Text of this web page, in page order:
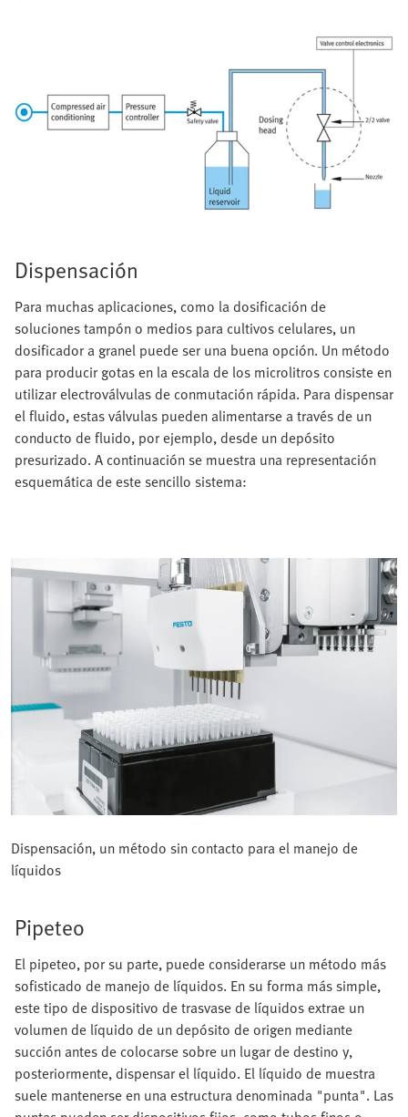
Dispensación
Para muchas aplicaciones, como la dosificación de
soluciones tampón o medios para cultivos celulares, un
dosificador a granel puede ser una buena opción. Un método
para producir gotas en la escala de los microlitros consiste en
utilizar electroválvulas de conmutación rápida. Para dispensar
el fluido, estas válvulas pueden alimentarse a través de un
conducto de fluido, por ejemplo, desde un depósito
presurizado. A continuación se muestra una representación
esquemática de este sencillo sistema:
Dispensación, un método sin contacto para el manejo de
líquidos
Pipeteo
El pipeteo, por su parte, puede considerarse un método más
sofisticado de manejo de líquidos. En su forma más simple,
este tipo de dispositivo de trasvase de líquidos extrae un
volumen de líquido de un depósito de origen mediante
succión antes de colocarse sobre un lugar de destino y,
posteriormente, dispensar el líquido. El líquido de muestra
suele mantenerse en una estructura denominada "punta". Las